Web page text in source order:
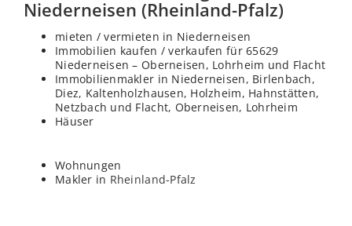
Niederneisen (Rheinland-Pfalz)
mieten / vermieten in Niederneisen
Immobilien kaufen / verkaufen für 65629
Niederneisen – Oberneisen, Lohrheim und Flacht
Immobilienmakler in Niederneisen, Birlenbach,
Diez, Kaltenholzhausen, Holzheim, Hahnstätten,
Netzbach und Flacht, Oberneisen, Lohrheim
Häuser
Wohnungen
Makler in Rheinland-Pfalz